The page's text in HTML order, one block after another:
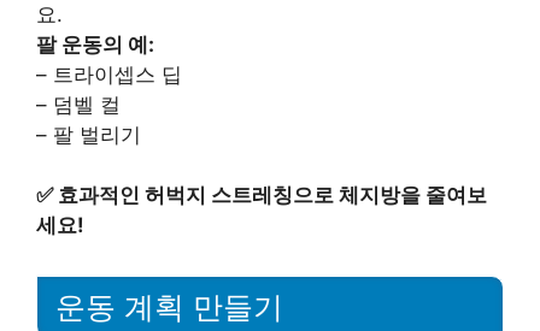
요.
팔 운동의 예:
– 트라이셉스 딥
– 덤벨 컬
– 팔 벌리기
✅ 효과적인 허벅지 스트레칭으로 체지방을 줄여보
세요!
운동 계획 만들기